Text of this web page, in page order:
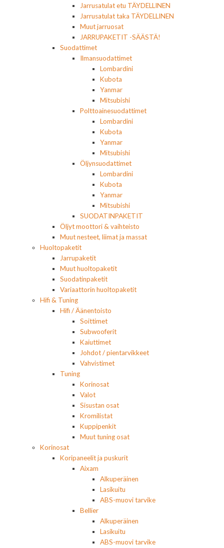
Jarrusatulat etu TÄYDELLINEN
Jarrusatulat taka TÄYDELLINEN
Muut jarruosat
JARRUPAKETIT -SÄÄSTÄ!
Suodattimet
Ilmansuodattimet
Lombardini
Kubota
Yanmar
Mitsubishi
Polttoainesuodattimet
Lombardini
Kubota
Yanmar
Mitsubishi
Öljynsuodattimet
Lombardini
Kubota
Yanmar
Mitsubishi
SUODATINPAKETIT
Öljyt moottori & vaihteisto
Muut nesteet, liimat ja massat
Huoltopaketit
Jarrupaketit
Muut huoltopaketit
Suodatinpaketit
Variaattorin huoltopaketit
Hifi & Tuning
Hifi / Äänentoisto
Soittimet
Subwooferit
Kaiuttimet
Johdot / pientarvikkeet
Vahvistimet
Tuning
Korinosat
Valot
Sisustan osat
Kromilistat
Kuppipenkit
Muut tuning osat
Korinosat
Koripaneelit ja puskurit
Aixam
Alkuperäinen
Lasikuitu
ABS-muovi tarvike
Bellier
Alkuperäinen
Lasikuitu
ABS-muovi tarvike